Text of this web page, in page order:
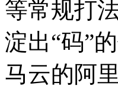
等常规打
淀出“码”
马云的阿